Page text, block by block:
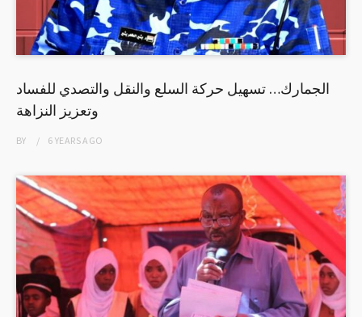
الجمارك… تسهيل حركة السلع والنقل والتصدي للفساد
وتعزيز النزاهة
BY 6 YEARSAGO